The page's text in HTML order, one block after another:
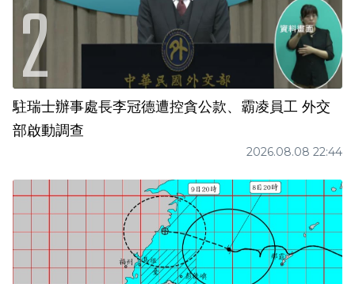
駐瑞士辦事處長李冠德遭控貪公款、霸凌員工 外交
部啟動調查
2026.08.08 22:44